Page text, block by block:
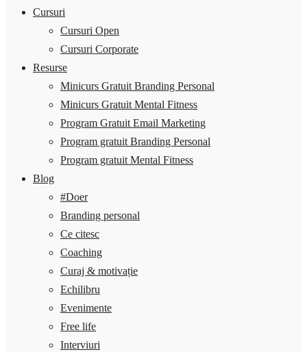
Cursuri
Cursuri Open
Cursuri Corporate
Resurse
Minicurs Gratuit Branding Personal
Minicurs Gratuit Mental Fitness
Program Gratuit Email Marketing
Program gratuit Branding Personal
Program gratuit Mental Fitness
Blog
#Doer
Branding personal
Ce citesc
Coaching
Curaj & motivație
Echilibru
Evenimente
Free life
Interviuri